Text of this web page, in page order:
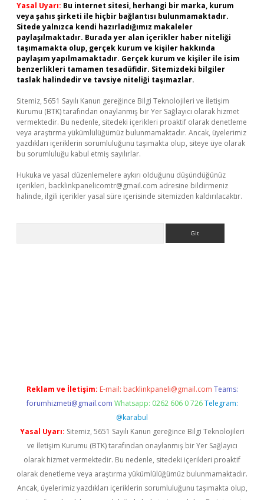
Yasal Uyarı: Bu internet sitesi, herhangi bir marka, kurum
veya şahıs şirketi ile hiçbir bağlantısı bulunmamaktadır.
Sitede yalnızca kendi hazırladığımız makaleler
paylaşılmaktadır. Burada yer alan içerikler haber niteliği
taşımamakta olup, gerçek kurum ve kişiler hakkında
paylaşım yapılmamaktadır. Gerçek kurum ve kişiler ile isim
benzerlikleri tamamen tesadüfidir. Sitemizdeki bilgiler
taslak halindedir ve tavsiye niteliği taşımazlar.
Sitemiz, 5651 Sayılı Kanun gereğince Bilgi Teknolojileri ve İletişim
Kurumu (BTK) tarafından onaylanmış bir Yer Sağlayıcı olarak hizmet
vermektedir. Bu nedenle, sitedeki içerikleri proaktif olarak denetleme
veya araştırma yükümlülüğümüz bulunmamaktadır. Ancak, üyelerimiz
yazdıkları içeriklerin sorumluluğunu taşımakta olup, siteye üye olarak
bu sorumluluğu kabul etmiş sayılırlar.
Hukuka ve yasal düzenlemelere aykırı olduğunu düşündüğünüz
içerikleri, backlinkpanelicomtr@gmail.com adresine bildirmeniz
halinde, ilgili içerikler yasal süre içerisinde sitemizden kaldırılacaktır.
Reklam ve İletişim: E-mail: backlinkpaneli@gmail.com Teams:
forumhizmeti@gmail.com Whatsapp: 0262 606 0 726 Telegram:
@karabul
Yasal Uyarı: Sitemiz, 5651 Sayılı Kanun gereğince Bilgi Teknolojileri
ve İletişim Kurumu (BTK) tarafından onaylanmış bir Yer Sağlayıcı
olarak hizmet vermektedir. Bu nedenle, sitedeki içerikleri proaktif
olarak denetleme veya araştırma yükümlülüğümüz bulunmamaktadır.
Ancak, üyelerimiz yazdıkları içeriklerin sorumluluğunu taşımakta olup,